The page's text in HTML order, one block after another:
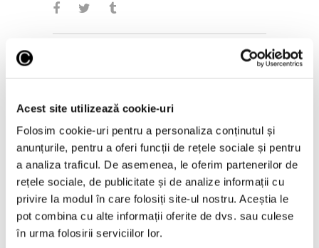
Acest site utilizează cookie-uri
Folosim cookie-uri pentru a personaliza conținutul și
anunțurile, pentru a oferi funcții de rețele sociale și pentru
a analiza traficul. De asemenea, le oferim partenerilor de
rețele sociale, de publicitate și de analize informații cu
privire la modul în care folosiți site-ul nostru. Aceștia le
pot combina cu alte informații oferite de dvs. sau culese
în urma folosirii serviciilor lor.
Pe aceeași temă